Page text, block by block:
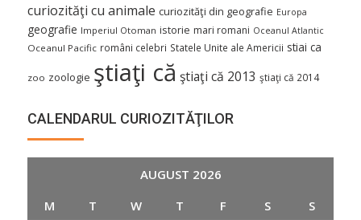
curiozităţi cu animale curiozităţi din geografie Europa
geografie Imperiul Otoman istorie mari romani Oceanul Atlantic
Oceanul Pacific români celebri Statele Unite ale Americii stiai ca
zoo zoologie ştiaţi că ştiaţi că 2013 ştiaţi că 2014
CALENDARUL CURIOZITĂŢILOR
AUGUST 2026
M
T W T F S
S